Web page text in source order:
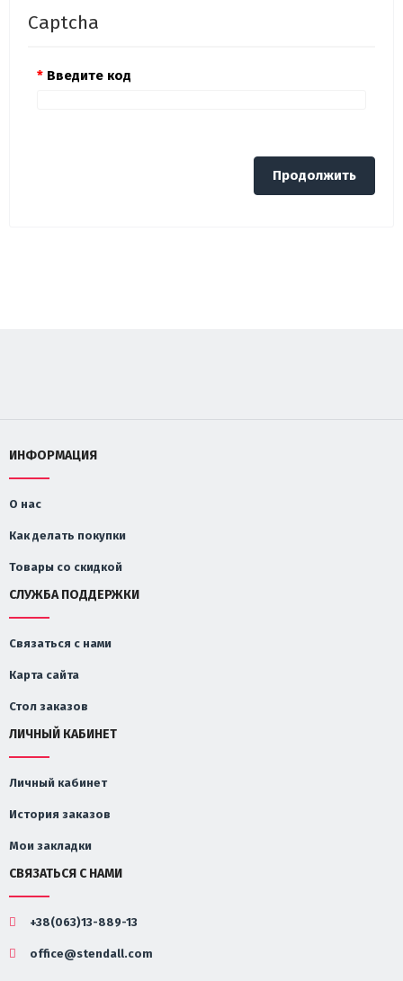
Captcha
Введите код
Продолжить
ИНФОРМАЦИЯ
О нас
Как делать покупки
Товары со скидкой
СЛУЖБА ПОДДЕРЖКИ
Связаться с нами
Карта сайта
Стол заказов
ЛИЧНЫЙ КАБИНЕТ
Личный кабинет
История заказов
Мои закладки
СВЯЗАТЬСЯ С НАМИ
+38(063)13-889-13
office@stendall.com